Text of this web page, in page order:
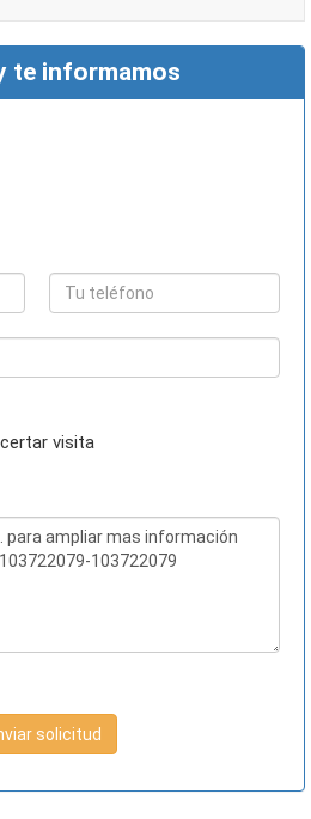
te informamos
visita
solicitud